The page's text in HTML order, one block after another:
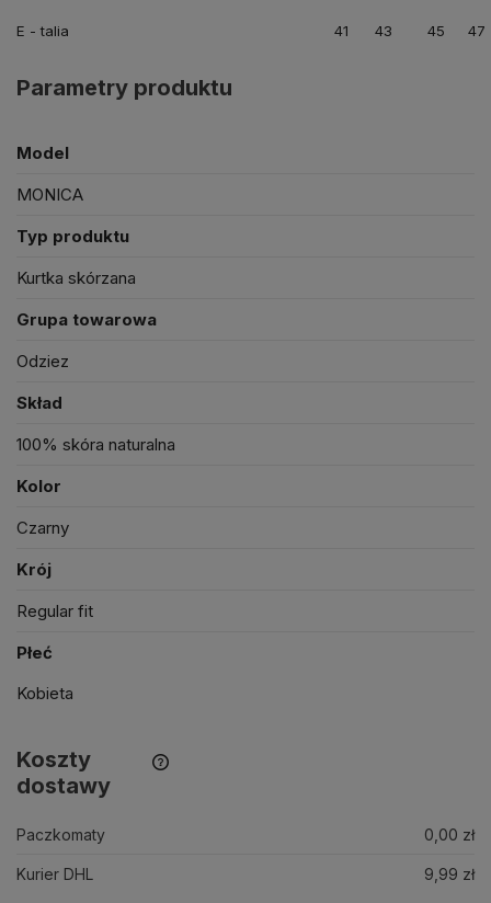
E - talia 41 43 45 47
Parametry produktu
Model
MONICA
Typ produktu
Kurtka skórzana
Grupa towarowa
Odziez
Skład
100% skóra naturalna
Kolor
Czarny
Krój
Regular fit
Płeć
Kobieta
Koszty
dostawy
Paczkomaty 0,00 zł
Kurier DHL 9,99 zł